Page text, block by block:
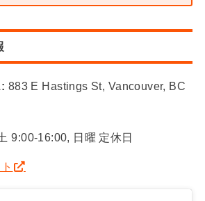
883 E Hastings St, Vancouver, BC
9:00-16:00, 日曜 定休日